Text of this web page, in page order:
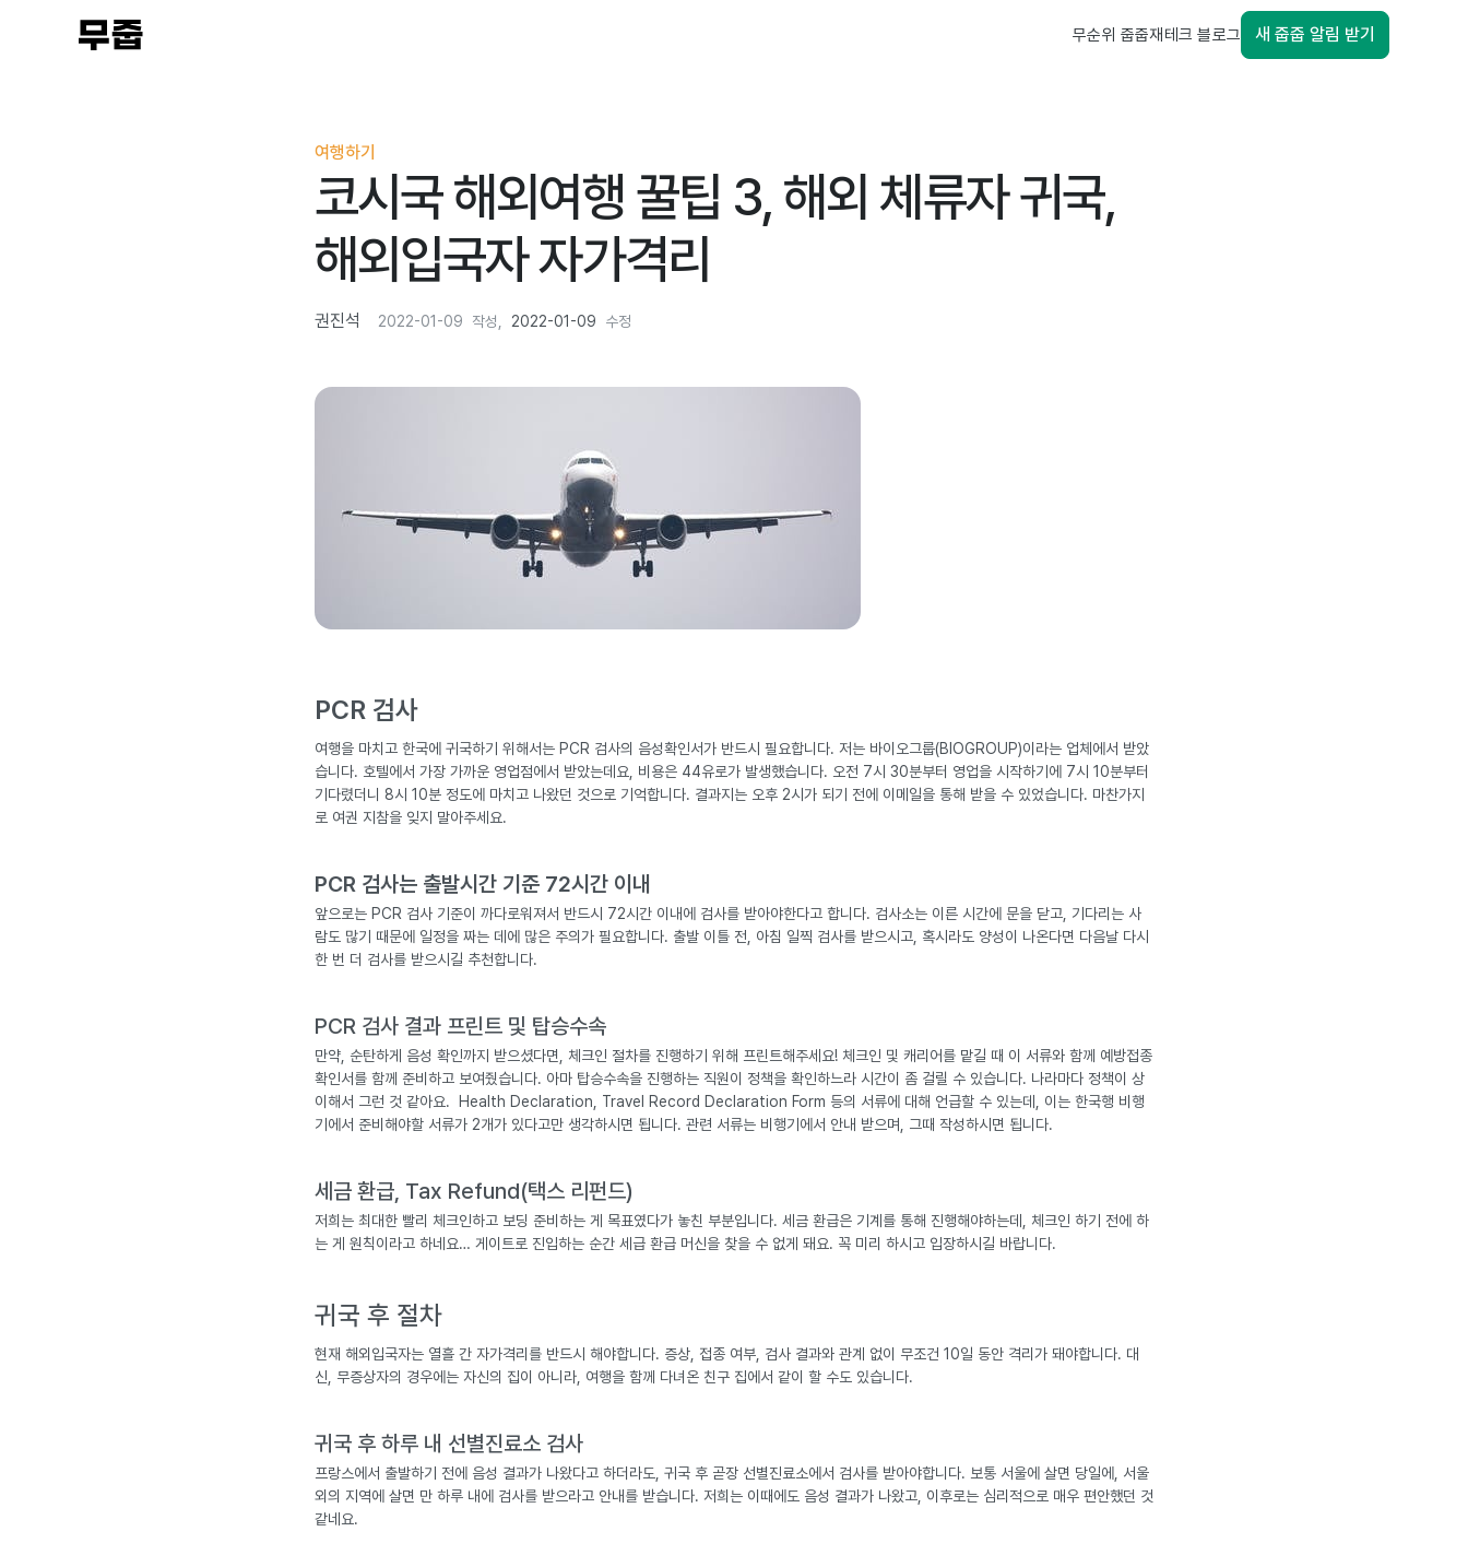
무순위 줍줍재테크 블로그 새 줍줍 알림 받기
여행하기
코시국 해외여행 꿀팁 3, 해외 체류자 귀국,
해외입국자 자가격리
권진석 2022-01-09 작성, 2022-01-09 수정
PCR 검사
여행을 마치고 한국에 귀국하기 위해서는 PCR 검사의 음성확인서가 반드시 필요합니다. 저는 바이오그룹(BIOGROUP)이라는 업체에서 받았
습니다. 호텔에서 가장 가까운 영업점에서 받았는데요, 비용은 44유로가 발생했습니다. 오전 7시 30분부터 영업을 시작하기에 7시 10분부터
기다렸더니 8시 10분 정도에 마치고 나왔던 것으로 기억합니다. 결과지는 오후 2시가 되기 전에 이메일을 통해 받을 수 있었습니다. 마찬가지
로 여권 지참을 잊지 말아주세요.
PCR 검사는 출발시간 기준 72시간 이내
앞으로는 PCR 검사 기준이 까다로워져서 반드시 72시간 이내에 검사를 받아야한다고 합니다. 검사소는 이른 시간에 문을 닫고, 기다리는 사
람도 많기 때문에 일정을 짜는 데에 많은 주의가 필요합니다. 출발 이틀 전, 아침 일찍 검사를 받으시고, 혹시라도 양성이 나온다면 다음날 다시
한 번 더 검사를 받으시길 추천합니다.
PCR 검사 결과 프린트 및 탑승수속
만약, 순탄하게 음성 확인까지 받으셨다면, 체크인 절차를 진행하기 위해 프린트해주세요! 체크인 및 캐리어를 맡길 때 이 서류와 함께 예방접종
확인서를 함께 준비하고 보여줬습니다. 아마 탑승수속을 진행하는 직원이 정책을 확인하느라 시간이 좀 걸릴 수 있습니다. 나라마다 정책이 상
이해서 그런 것 같아요. Health Declaration, Travel Record Declaration Form 등의 서류에 대해 언급할 수 있는데, 이는 한국행 비행
기에서 준비해야할 서류가 2개가 있다고만 생각하시면 됩니다. 관련 서류는 비행기에서 안내 받으며, 그때 작성하시면 됩니다.
세금 환급, Tax Refund(택스 리펀드)
저희는 최대한 빨리 체크인하고 보딩 준비하는 게 목표였다가 놓친 부분입니다. 세금 환급은 기계를 통해 진행해야하는데, 체크인 하기 전에 하
는 게 원칙이라고 하네요… 게이트로 진입하는 순간 세급 환급 머신을 찾을 수 없게 돼요. 꼭 미리 하시고 입장하시길 바랍니다.
귀국 후 절차
현재 해외입국자는 열흘 간 자가격리를 반드시 해야합니다. 증상, 접종 여부, 검사 결과와 관계 없이 무조건 10일 동안 격리가 돼야합니다. 대
신, 무증상자의 경우에는 자신의 집이 아니라, 여행을 함께 다녀온 친구 집에서 같이 할 수도 있습니다.
귀국 후 하루 내 선별진료소 검사
프랑스에서 출발하기 전에 음성 결과가 나왔다고 하더라도, 귀국 후 곧장 선별진료소에서 검사를 받아야합니다. 보통 서울에 살면 당일에, 서울
외의 지역에 살면 만 하루 내에 검사를 받으라고 안내를 받습니다. 저희는 이때에도 음성 결과가 나왔고, 이후로는 심리적으로 매우 편안했던 것
같네요.